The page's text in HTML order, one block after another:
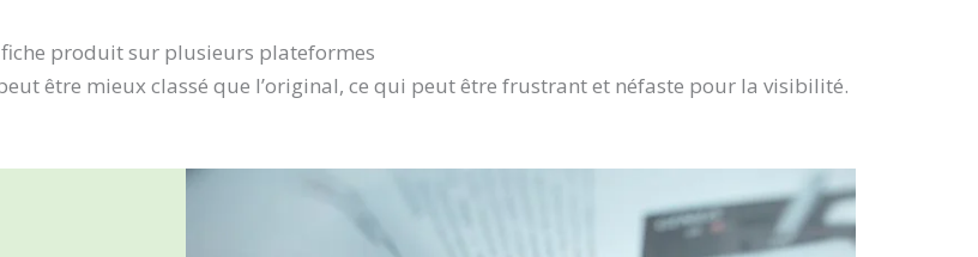
produit sur plusieurs plateformes
être mieux classé que l’original, ce qui peut être frustrant et néfaste pour la visibilité.